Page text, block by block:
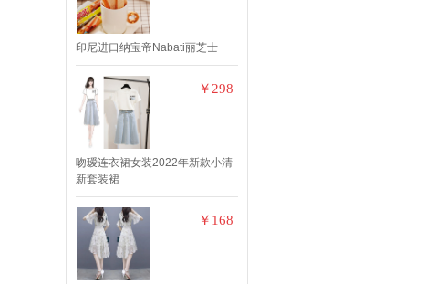
印尼进口纳宝帝Nabati丽芝士
￥298
吻瑷连衣裙女装2022年新款小清
新套装裙
￥168